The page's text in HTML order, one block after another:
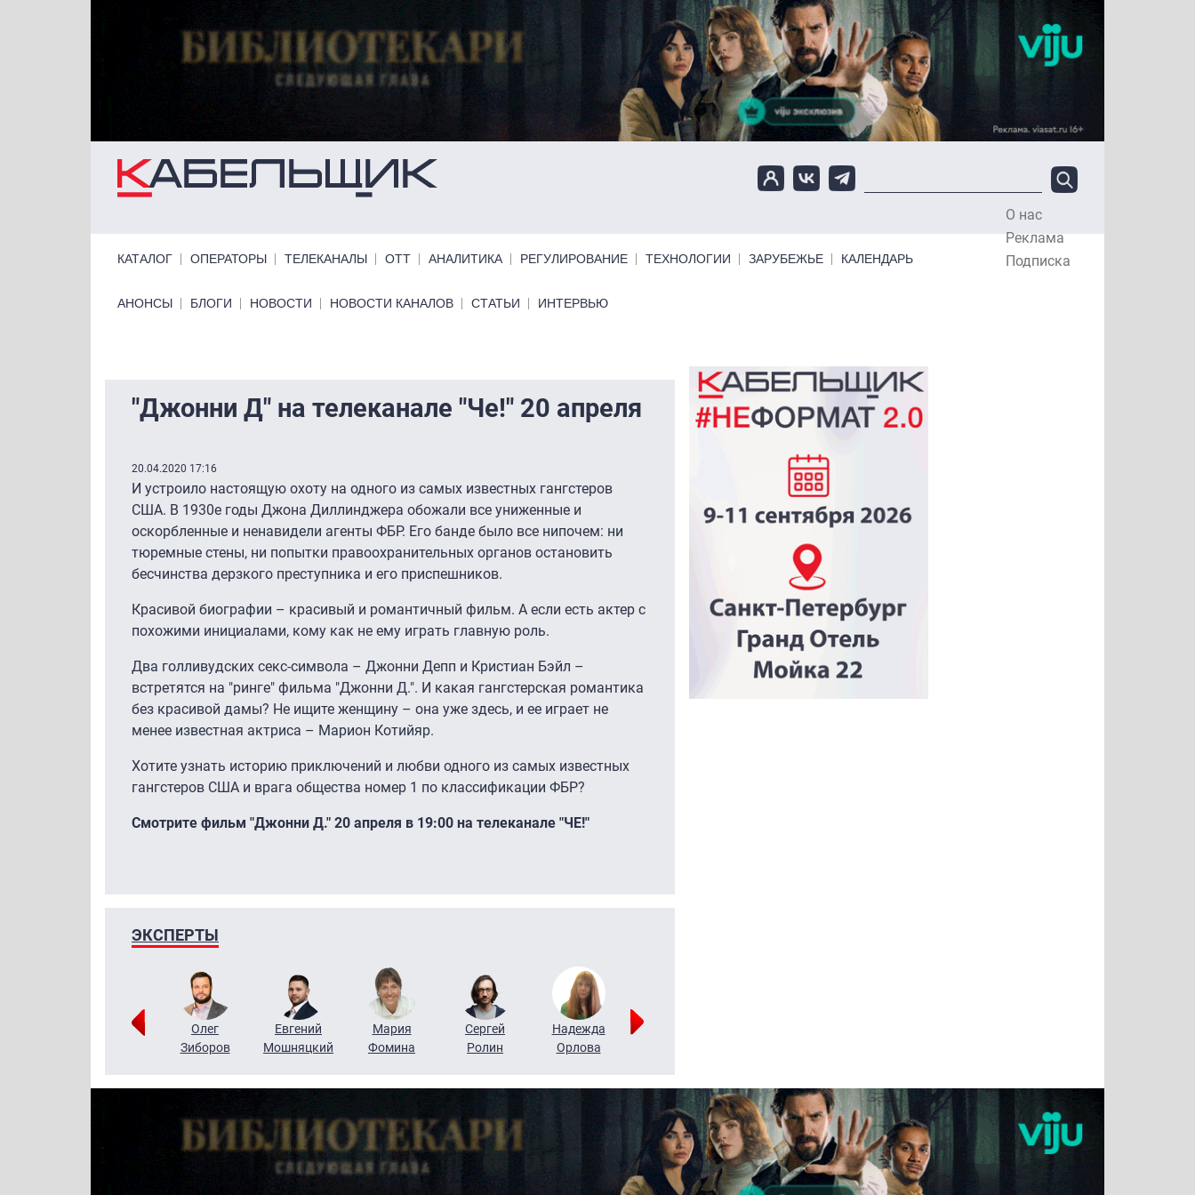
О нас
Реклама
Подписка
КАТАЛОГ ОПЕРАТОРЫ ТЕЛЕКАНАЛЫ ОТТ АНАЛИТИКА РЕГУЛИРОВАНИЕ ТЕХНОЛОГИИ ЗАРУБЕЖЬЕ КАЛЕНДАРЬ
Primary links bottom
АНОНСЫ БЛОГИ НОВОСТИ НОВОСТИ КАНАЛОВ СТАТЬИ ИНТЕРВЬЮ
"Джонни Д" на телеканале "Че!" 20 апреля
20.04.2020 17:16
И устроило настоящую охоту на одного из самых известных гангстеров
США. В 1930е годы Джона Диллинджера обожали все униженные и
оскорбленные и ненавидели агенты ФБР. Его банде было все нипочем: ни
тюремные стены, ни попытки правоохранительных органов остановить
бесчинства дерзкого преступника и его приспешников.
Красивой биографии – красивый и романтичный фильм. А если есть актер с
похожими инициалами, кому как не ему играть главную роль.
Два голливудских секс-символа – Джонни Депп и Кристиан Бэйл –
встретятся на "ринге" фильма "Джонни Д.". И какая гангстерская романтика
без красивой дамы? Не ищите женщину – она уже здесь, и ее играет не
менее известная актриса – Марион Котийяр.
Хотите узнать историю приключений и любви одного из самых известных
гангстеров США и врага общества номер 1 по классификации ФБР?
Смотрите фильм "Джонни Д." 20 апреля в 19:00 на телеканале "ЧЕ!"
ЭКСПЕРТЫ
Григорий
Олег
Зиборов
Евгений
Мошняцкий
Мария
Фомина
Сергей
Ролин
Надежда
Орлова